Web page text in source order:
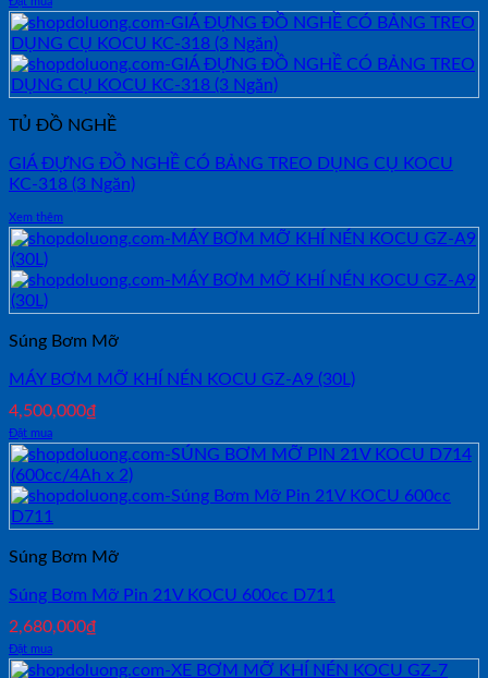
TỦ ĐỒ NGHỀ
GIÁ ĐỰNG ĐỒ NGHỀ CÓ BẢNG TREO DỤNG CỤ KOCU
KC-318 (3 Ngăn)
Xem thêm
Súng Bơm Mỡ
MÁY BƠM MỠ KHÍ NÉN KOCU GZ-A9 (30L)
4,500,000₫
Đặt mua
Súng Bơm Mỡ
Súng Bơm Mỡ Pin 21V KOCU 600cc D711
2,680,000₫
Đặt mua